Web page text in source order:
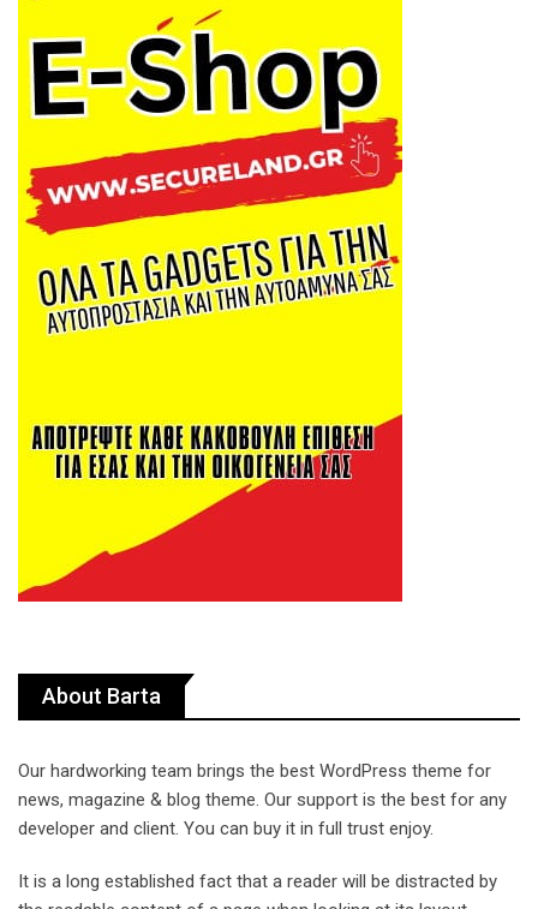
About Barta
Our hardworking team brings the best WordPress theme for
news, magazine & blog theme. Our support is the best for any
developer and client. You can buy it in full trust enjoy.
It is a long established fact that a reader will be distracted by